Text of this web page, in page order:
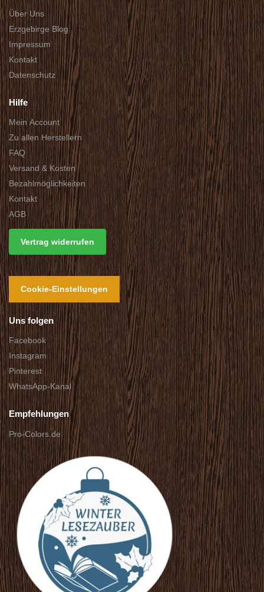
Über Uns
Erzgebirge Blog
Impressum
Kontakt
Datenschutz
Hilfe
Mein Account
Zu allen Herstellern
FAQ
Versand & Kosten
Bezahlmöglichkeiten
Kontakt
AGB
Vertrag widerrufen
Cookie-Einstellungen
Uns folgen
Facebook
Instagram
Pinterest
WhatsApp-Kanal
Empfehlungen
Pro-Colors.de